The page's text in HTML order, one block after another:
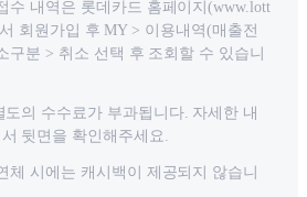
수 내역은 롯데카드 홈페이지(www.lott
회원가입 후 MY > 이용내역(매출전
구분 > 취소 선택 후 조회할 수 있습니
도의 수수료가 부과됩니다. 자세한 내
뒷면을 확인해주세요.
체 시에는 캐시백이 제공되지 않습니